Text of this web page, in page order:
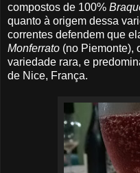
compostos de 100%
quanto à origem dessa
correntes defendem que
Monferrato (no Piemonte),
variedade rara, e
de Nice, França.